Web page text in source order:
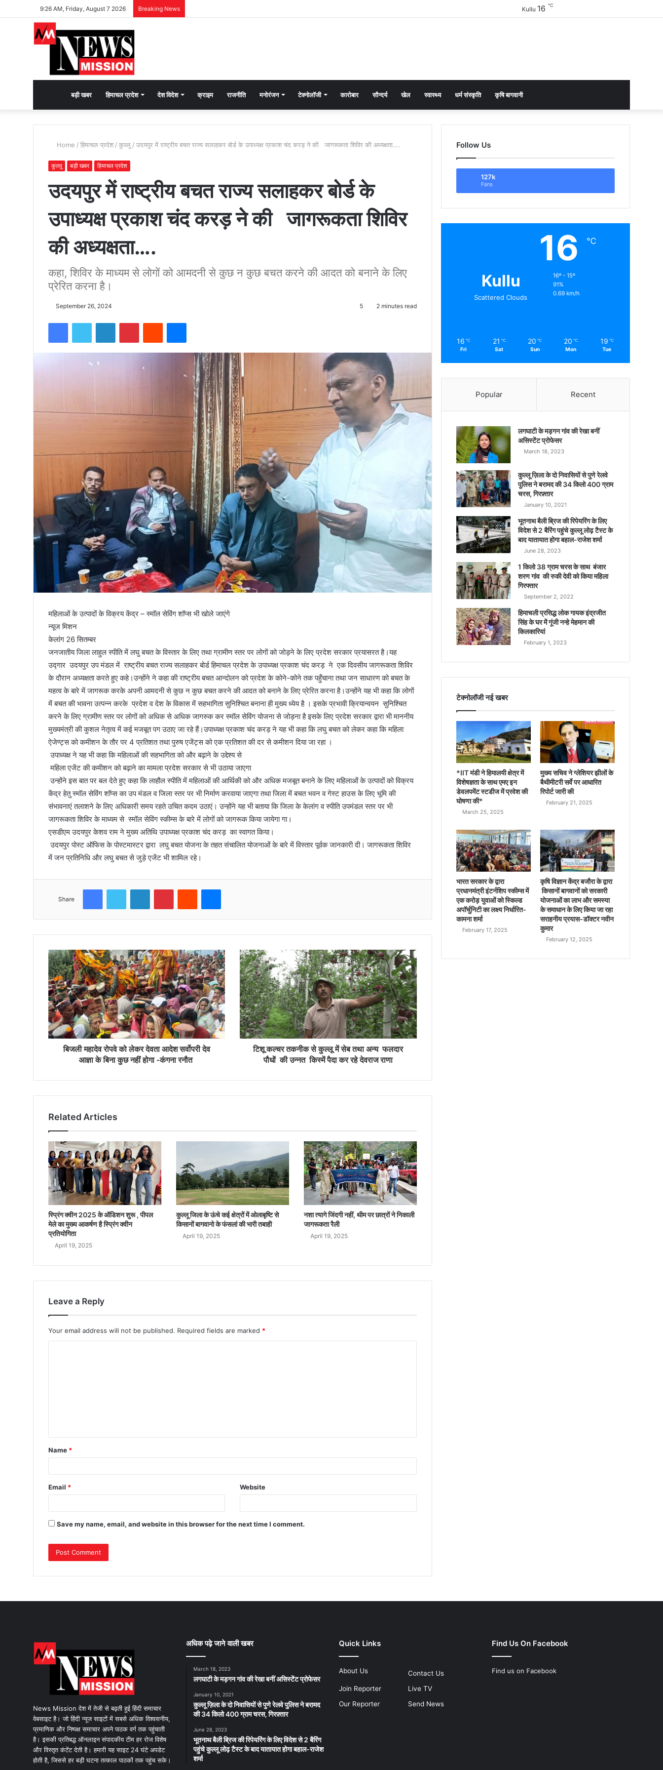
9:26 AM, Friday, August 7 2026 Breaking News Kullu 16 ℃
भक्ति
भावना
जगाने
को
15500
फीट
बड़ी खबर हिमाचल प्रदेश देश विदेश क्राइम राजनीति मनोरंजन टेक्नोलॉजी कारोबार सौन्दर्य खेल स्वास्थ्य धर्म संस्कृति कृषि बागवानी
Home / हिमाचल प्रदेश / कुल्लू / उदयपुर में राष्ट्रीय बचत राज्य सलाहकर बोर्ड के उपाध्यक्ष प्रकाश चंद करड़ ने की जागरूकता शिविर की अध्यक्षता….
कुल्लू बड़ी खबर हिमाचल प्रदेश
उदयपुर में राष्ट्रीय बचत राज्य सलाहकर बोर्ड के
उपाध्यक्ष प्रकाश चंद करड़ ने की जागरूकता शिविर
की अध्यक्षता….
कहा, शिविर के माध्यम से लोगों को आमदनी से कुछ न कुछ बचत करने की आदत को बनाने के लिए
प्रेरित करना है।
September 26, 2024 5 2 minutes read
महिलाओं के उत्पादों के विक्रय केंद्र – स्मॉल सेविंग शॉप्स भी खोले जाएंगे
न्यूज मिशन
केलांग 26 सितम्बर
जनजातीय जिला लाहुल स्पीति में लघु बचत के विस्तार के लिए तथा ग्रामीण स्तर पर लोगों को जोड़ने के लिए प्रदेश सरकार प्रयासरत है।यह
उद्गार उदयपुर उप मंडल में राष्ट्रीय बचत राज्य सलाहकर बोर्ड हिमाचल प्रदेश के उपाध्यक्ष प्रकाश चंद करड़ ने एक दिवसीय जागरूकता शिविर
के दौरान अध्यक्षता करते हुए कहे।उन्होंने ने कहा की राष्ट्रीय बचत आन्दोलन को प्रदेश के कोने-कोने तक पहुँचाना तथा जन साधारण को बचत के
महत्व के बारे में जागरूक करके अपनी आमदनी से कुछ न कुछ बचत करने की आदत को बनाने के लिए प्रेरित करना है।उन्होंने यह भी कहा कि लोगों
में बचत की भावना उत्पन्न करके प्रदेश व देश के विकास में सहभागिता सुनिश्चित बनाना ही मुख्य ध्येय है । इसके प्रभावी क्रियान्वयन सुनिश्चित
करने के लिए ग्रामीण स्तर पर लोगों को अधिक से अधिक जागरुक कर स्मॉल सेविंग योजना से जोड़ना है इसके लिए प्रदेश सरकार द्वारा भी माननीय
मुख्यमंत्री की कुशल नेतृत्व में कई मजबूत पग उठाए जा रहे हैं।उपाध्यक्ष प्रकाश चंद करड़ ने यह भी कहा कि लघु बचत को लेकर कहा कि महिला
ऐजेण्ट्स को कमीशन के तौर पर 4 प्रतिशत तथा पुरुष एजेंट्स को एक प्रतिशत की दर से कमीशन दिया जा रहा ।
उपाध्यक्ष ने यह भी कहा कि महिलाओं की सहभागिता को और बढ़ाने के उद्देश्य से
महिला एजेंट की कमीशन को बढ़ाने का मामला प्रदेश सरकार से भी उठाया जाएगा
उन्होंने इस बात पर बल देते हुए कहा कि लाहौल स्पीति में महिलाओं की आर्थिकी को और अधिक मजबूत बनाने के लिए महिलाओं के उत्पादों को विक्रय
केंद्र हेतु स्मॉल सेविंग शॉप्स का उप मंडल व जिला स्तर पर भी निर्माण करवाया जाएगा तथा जिला में बचत भवन व गेस्ट हाउस के लिए भूमि की
संभावनाएं तलाशने के लिए अधिकारी समय रहते उचित कदम उठाएं। उन्होंने यह भी बताया कि जिला के केलांग व स्पीति उपमंडल स्तर पर भी
जागरूकता शिविर के माध्यम से स्मॉल सेविंग स्कीम्स के बारे में लोगों को जागरूक किया जायेगा गा।
एसडीएम उदयपुर केशव राम ने मुख्य अतिथि उपाध्यक्ष प्रकाश चंद करड़ का स्वागत किया।
उदयपुर पोस्ट ऑफिस के पोस्टमास्टर द्वारा लघु बचत योजना के तहत संचालित योजनाओं के बारे में विस्तार पूर्वक जानकारी दी। जागरूकता शिविर
में जन प्रतिनिधि और लघु बचत से जुड़े एजेंट भी शामिल रहे।
Share
बिजली महादेव रोपवे को लेकर देवता आदेश सर्वोपरी देव
आज्ञा के बिना कुछ नहीं होगा -कंगना रनौत
टिशू कल्चर तकनीक से कुल्लू में सेब तथा अन्य फलदार
पौधों की उन्नत किस्में पैदा कर रहे देवराज राणा
Related Articles
स्प्रिंग क्वीन 2025 के ऑडिशन शुरू , पीपल
मेले का मुख्य आकर्षण है स्प्रिंग क्वीन
प्रतियोगिता
April 19, 2025
कुल्लू जिला के ऊंचे कई क्षेत्रों में ओलाबृष्टि से
किसानों बागवानो के फंसलां की भारी तबाही
April 19, 2025
नशा त्यागे जिंदगी नहीं, थीम पर छात्रों ने निकाली
जागरूकता रैली
April 19, 2025
Leave a Reply
Your email address will not be published. Required fields are marked *
Name *
Email * Website
Save my name, email, and website in this browser for the next time I comment.
Follow Us
127k
Fans
Kullu
Scattered Clouds
16 ℃
16º - 15º
91%
0.69 km/h
16 ℃
Fri
21 ℃
Sat
20 ℃
Sun
20 ℃
Mon
19 ℃
Tue
Popular Recent
लगघाटी के मड़गन गांव की रेखा बनीं
असिस्टेंट प्रोफेसर
March 18, 2023
कुल्लू ज़िला के दो निवासियों से पुणे रेलवे
पुलिस ने बरामद की 34 किलो 400 ग्राम
चरस, गिरफ़्तार
January 10, 2021
भूतनाथ बैली ब्रिज की रिपेयरिंग के लिए
विदेश से 2 बैरिंग पहुंचे कुल्लू लोढ़ टैस्ट के
बाद यातायात होगा बहाल-राजेश शर्मा
June 28, 2023
1 किलो 38 ग्राम चरस के साथ बंजार
शरण गांव की रुकी देवी को किया महिला
गिरफ्तार
September 2, 2022
हिमाचली प्रसिद्ध लोक गायक इंद्रजीत
सिंह के घर में गूंजी नन्हे मेहमान की
किलकारियां
February 1, 2023
टेक्नोलॉजी नई खबर
*IIT मंडी ने हिमालयी क्षेत्र में
विशेषज्ञता के साथ एमए इन
डेवलपमेंट स्टडीज में प्रवेश की
घोषणा की*
March 25, 2025
मुख्य सचिव ने ग्लेशियर झीलों के
बैथीमीटरी सर्वे पर आधारित
रिपोर्ट जारी की
February 21, 2025
भारत सरकार के द्वारा
प्रधानमंत्री इंटर्नशिप स्कीम्स में
एक करोड़ युवाओं को स्किल्ड
अपॉर्चुनिटी का लक्ष्य निर्धारित-
कामना शर्मा
February 17, 2025
कृषि विज्ञान केंद्र बजौरा के द्वारा
किसानों बागवानों को सरकारी
योजनाओं का लाभ और समस्या
के समाधान के लिए किया जा रहा
सराहनीय प्रयास-डॉक्टर नवीन
कुमार
February 12, 2025
News Mission देश में तेजी से बढ़ती हुई हिंदी समाचार
वेबसाइट है। जो हिंदी न्यूज साइटों में सबसे अधिक विश्वसनीय,
प्रमाणिक और निष्पक्ष समाचार अपने पाठक वर्ग तक पहुंचाती
है। इसकी प्रतिबद्ध ऑनलाइन संपादकीय टीम हर रोज विशेष
और विस्तृत कंटेंट देती है। हमारी यह साइट 24 घंटे अपडेट
होती है, जिससे हर बड़ी घटना तत्काल पाठकों तक पहुंच सके।
अधिक पढ़े जाने वाली खबर
March 18, 2023
लगघाटी के मड़गन गांव की रेखा बनीं असिस्टेंट प्रोफेसर
January 10, 2021
कुल्लू ज़िला के दो निवासियों से पुणे रेलवे पुलिस ने बरामद
की 34 किलो 400 ग्राम चरस, गिरफ़्तार
June 28, 2023
भूतनाथ बैली ब्रिज की रिपेयरिंग के लिए विदेश से 2 बैरिंग
पहुंचे कुल्लू लोढ़ टैस्ट के बाद यातायात होगा बहाल-राजेश
शर्मा
Quick Links
About Us
Contact Us
Join Reporter
Live TV
Our Reporter
Send News
Find Us On Facebook
Find us on Facebook